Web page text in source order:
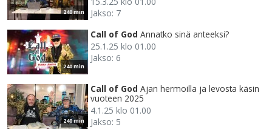
240 min
Jakso: 7
240 min
Call of God Annatko sinä anteeksi?
25.1.25 klo 01.00
Jakso: 6
240 min
Call of God Ajan hermoilla ja levosta käsin
vuoteen 2025
4.1.25 klo 01.00
Jakso: 5